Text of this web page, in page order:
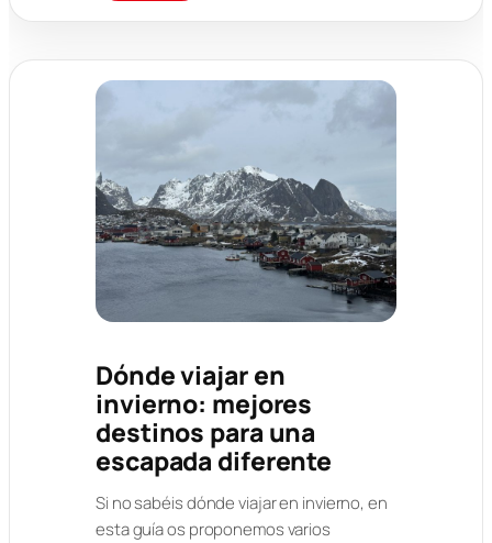
Dónde viajar en
invierno: mejores
destinos para una
escapada diferente
Si no sabéis dónde viajar en invierno, en
esta guía os proponemos varios